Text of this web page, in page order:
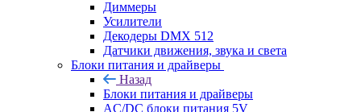
Диммеры
Усилители
Декодеры DMX 512
Датчики движения, звука и света
Блоки питания и драйверы
Назад
Блоки питания и драйверы
AC/DC блоки питания 5V